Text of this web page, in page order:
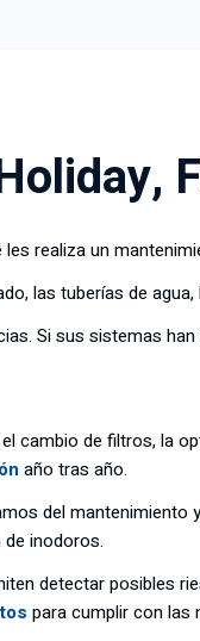
realiza un
las tuberías de
Si sus sistemas
cambio de filtros, la
año tras año.
del mantenimiento
inodoros.
detectar posibles
para cumplir con las